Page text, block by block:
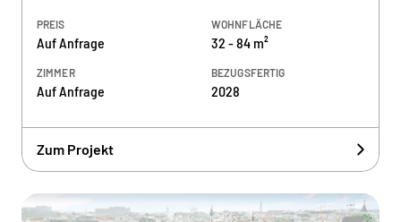
PREIS
Auf Anfrage
WOHNFLÄCHE
32 - 84 m²
ZIMMER
Auf Anfrage
BEZUGSFERTIG
2028
Zum Projekt